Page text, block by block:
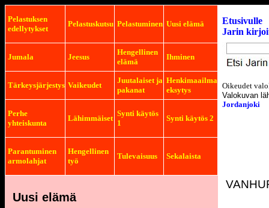
Pelastuksen
edellytykset
Pelastuskutsu Pelastuminen Uusi elämä
Jumala Jeesus
Hengellinen
elämä
Ihminen
Tärkeysjärjestys Vaikeudet
Juutalaiset ja
pakanat
Henkimaailma
eksytys
Perhe
yhteiskunta
Lähimmäiset
Synti käytös
1
Synti käytös 2
Parantuminen
armolahjat
Hengellinen
työ
Tulevaisuus Sekalaista
Uusi elämä
Etusivulle
Jarin
Oikeudet
Valokuvan
Jordanjoki